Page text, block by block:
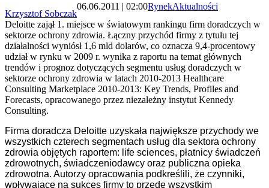
Krzysztof Sobczak
06.06.2011 | 02:00RynekAktualności
Deloitte zajął 1. miejsce w światowym rankingu firm doradczych w
sektorze ochrony zdrowia. Łączny przychód firmy z tytułu tej
działalności wyniósł 1,6 mld dolarów, co oznacza 9,4-procentowy
udział w rynku w 2009 r. wynika z raportu na temat głównych
trendów i prognoz dotyczących segmentu usług doradczych w
sektorze ochrony zdrowia w latach 2010-2013 Healthcare
Consulting Marketplace 2010-2013: Key Trends, Profiles and
Forecasts, opracowanego przez niezależny instytut Kennedy
Consulting.
Firma doradcza Deloitte uzyskała największe przychody we
wszystkich czterech segmentach usług dla sektora ochrony
zdrowia objętych raportem: life sciences, płatnicy świadczeń
zdrowotnych, świadczeniodawcy oraz publiczna opieka
zdrowotna. Autorzy opracowania podkreślili, że czynniki,
wpływające na sukces firmy to przede wszystkim